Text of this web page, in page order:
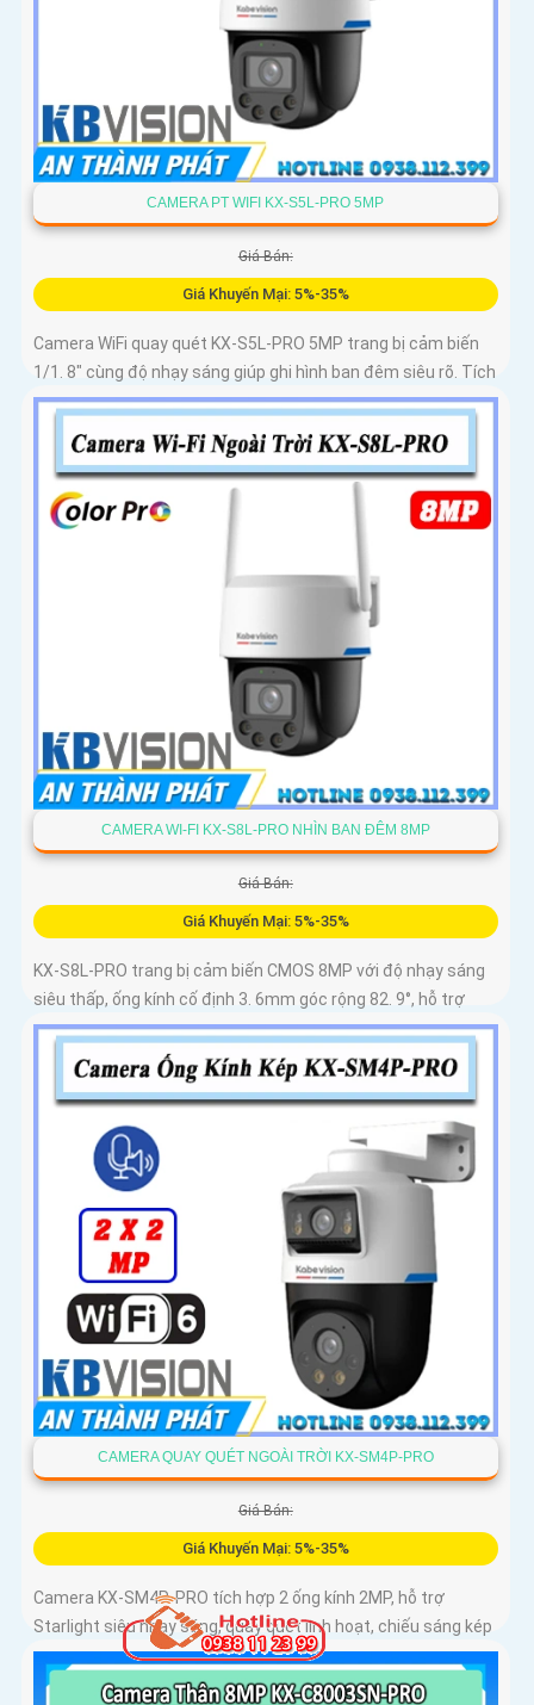
CAMERA PT WIFI KX-S5L-PRO 5MP
Giá Bán:
Giá Khuyến Mại: 5%-35%
Camera WiFi quay quét KX-S5L-PRO 5MP trang bị cảm biến
1/1. 8" cùng độ nhạy sáng giúp ghi hình ban đêm siêu rõ. Tích
hợp Auto Tracking, phát hiện người, phương tiện, quay quét
CAMERA WI-FI KX-S8L-PRO NHÌN BAN ĐÊM 8MP
Giá Bán:
Giá Khuyến Mại: 5%-35%
KX-S8L-PRO trang bị cảm biến CMOS 8MP với độ nhạy sáng
siêu thấp, ống kính cố định 3. 6mm góc rộng 82. 9°, hỗ trợ
quay quét tự động, Auto Tracking theo dõi đối tượng
CAMERA QUAY QUÉT NGOÀI TRỜI KX-SM4P-PRO
Giá Bán:
Giá Khuyến Mại: 5%-35%
Camera KX-SM4P-PRO tích hợp 2 ống kính 2MP, hỗ trợ
Starlight siêu nhạy sáng, quay quét linh hoạt, chiếu sáng kép
thông minh và LED ánh sáng ấm 30m. Công nghệ AI-ISP kết
hợp cảm biến lớn tối ưu hình ảnh ban đêm